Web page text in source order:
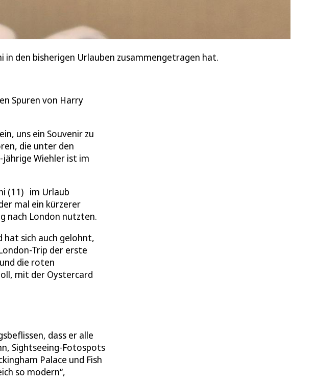
in den bisherigen Urlauben zusammengetragen hat.
Spuren von Harry
uns ein Souvenir zu
die unter den
Wiehler ist im
(11) im Urlaub
mal ein kürzerer
nach London nutzten.
hat sich auch gelohnt,
Trip der erste
die roten
mit der Oystercard
dass er alle
Sightseeing-Fotospots
Palace und Fish
so modern“,